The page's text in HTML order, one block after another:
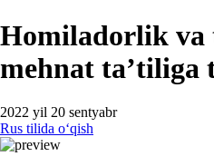
Homiladorlik va
mehnat ta’tiliga
2022 yil 20 sentyabr
Rus tilida oʻqish